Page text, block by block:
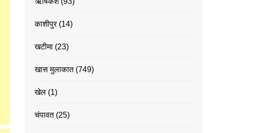
काशीपुर(14)
खटीमा (23)
खास मुलाकात(749)
खेल (1)
चंपावत(25)